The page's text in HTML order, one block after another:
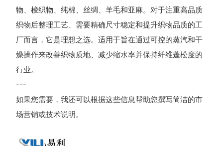
物、梭织物、纯棉、丝绸、羊毛和亚麻。对于注重高品质
织物后整理工艺、需要精确尺寸稳定和提升织物品质的工
厂而言，它是理想之选。适用于旨在通过可控的蒸汽和干
燥操作来改善织物质地、减少缩水率并保持纤维蓬松度的
行业。
---
如果您需要，我还可以根据这些信息帮助您撰写简洁的市
场营销或技术说明。